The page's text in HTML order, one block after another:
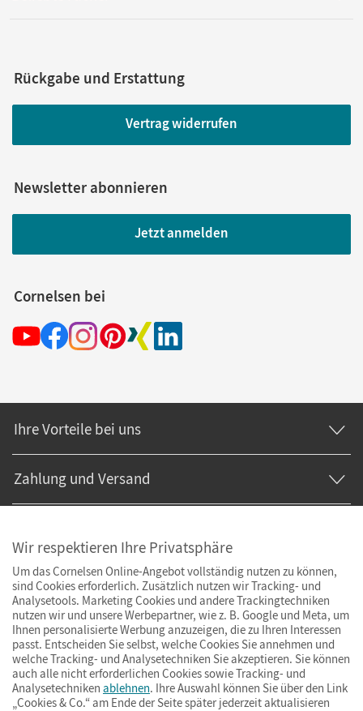
Rückgabe und Erstattung
Vertrag widerrufen
Newsletter abonnieren
Jetzt anmelden
Cornelsen bei
Ihre Vorteile bei uns
Zahlung und Versand
Wir respektieren Ihre Privatsphäre
Um das Cornelsen Online-Angebot vollständig nutzen zu können,
sind Cookies erforderlich. Zusätzlich nutzen wir Tracking- und
Analysetools. Marketing Cookies und andere Trackingtechniken
nutzen wir und unsere Werbepartner, wie z. B. Google und Meta, um
Ihnen personalisierte Werbung anzuzeigen, die zu Ihren Interessen
passt. Entscheiden Sie selbst, welche Cookies Sie annehmen und
welche Tracking- und Analysetechniken Sie akzeptieren. Sie können
auch alle nicht erforderlichen Cookies sowie Tracking- und
Analysetechniken ablehnen. Ihre Auswahl können Sie über den Link
„Cookies & Co.“ am Ende der Seite später jederzeit aktualisieren